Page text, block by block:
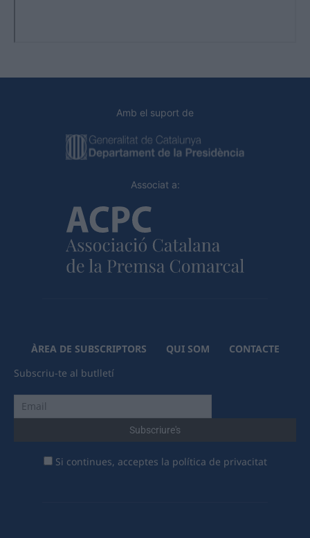
Amb el suport de
Associat a:
ÀREA DE SUBSCRIPTORS QUI SOM
CONTACTE
Subscriu-te al butlletí
Si continues, acceptes la política de privacitat